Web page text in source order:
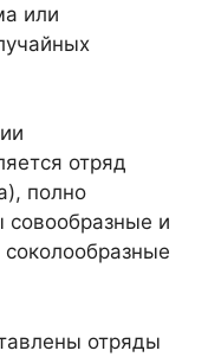
или
отряд
полно
совообразные и
отряды